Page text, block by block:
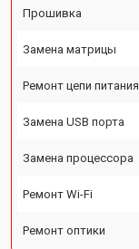
Прошивка
Замена матрицы
Ремонт цепи питания
Замена USB порта
Замена процессора
Ремонт Wi-Fi
Ремонт оптики